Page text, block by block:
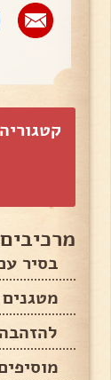
מרכיבים
בסיר עם 2 כפות
מוסיפים 5 עגבניות